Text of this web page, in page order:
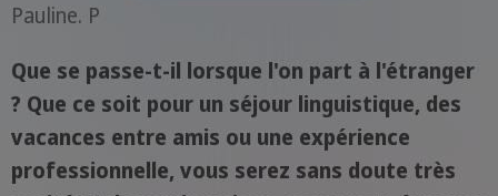
Pauline. P
Que se passe-t-il lorsque l'on part à l'étranger
? Que ce soit pour un séjour linguistique, des
vacances entre amis ou une expérience
professionnelle, vous serez sans doute très